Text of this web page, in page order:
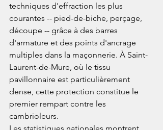
techniques d'effraction les plus
courantes -- pied-de-biche, perçage,
découpe -- grâce à des barres
d'armature et des points d'ancrage
multiples dans la maçonnerie. À Saint-
Laurent-de-Mure, où le tissu
pavillonnaire est particulièrement
dense, cette protection constitue le
premier rempart contre les
cambrioleurs.